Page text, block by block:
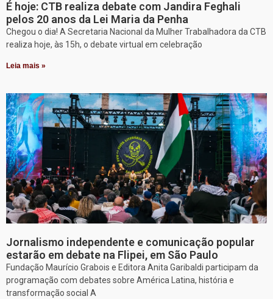
É hoje: CTB realiza debate com Jandira Feghali
pelos 20 anos da Lei Maria da Penha
Chegou o dia! A Secretaria Nacional da Mulher Trabalhadora da CTB
realiza hoje, às 15h, o debate virtual em celebração
Leia mais »
Jornalismo independente e comunicação popular
estarão em debate na Flipei, em São Paulo
Fundação Maurício Grabois e Editora Anita Garibaldi participam da
programação com debates sobre América Latina, história e
transformação social A